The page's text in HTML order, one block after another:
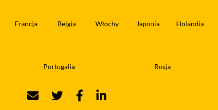
Francja Belgia Włochy Japonia Holandia
Portugalia Rosja